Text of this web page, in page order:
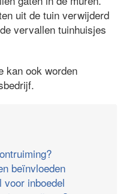
uit de tuin verwijderd
vervallen tuinhuisjes
kan ook worden
beïnvloeden
voor inboedel